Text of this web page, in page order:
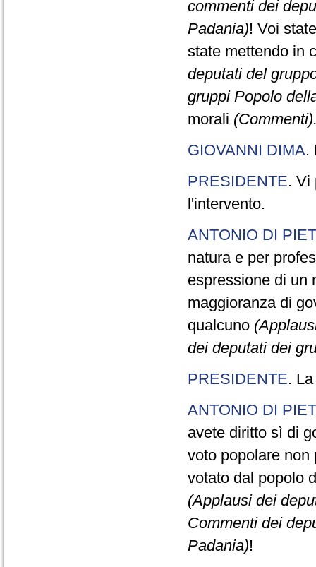
commenti dei
Padania)! Voi
state mettendo in
deputati del
gruppi Popolo
morali
GIOVANNI DIMA.
PRESIDENTE. Vi
l'intervento.
ANTONIO DI
natura e per
espressione di un
maggioranza di
qualcuno
dei deputati dei
PRESIDENTE.
ANTONIO DI
avete diritto sì di
voto popolare non
votato dal popolo
(Applausi dei
Commenti dei
Padania)!